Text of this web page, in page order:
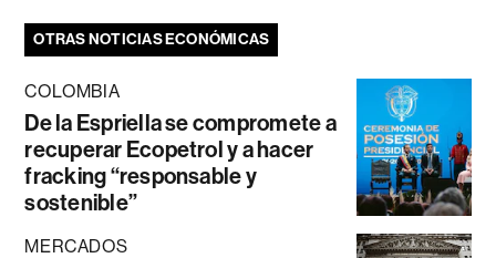
OTRAS NOTICIAS ECONÓMICAS
COLOMBIA
De la Espriella se compromete a
recuperar Ecopetrol y a hacer
fracking “responsable y
sostenible”
MERCADOS